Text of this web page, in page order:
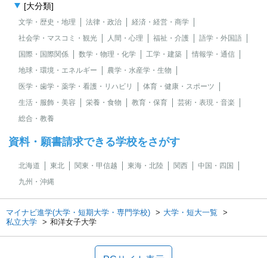
[大分類]
文学・歴史・地理 法律・政治
経済・経営・商学
社会学・マスコミ・観光
人間・心理 福祉・介護
語学・外国語
国際・国際関係
数学・物理・化学 工学・建築
情報学・通信
地球・環境・エネルギー
農学・水産学・生物
医学・歯学・薬学・看護・リハビリ
体育・健康・スポーツ
生活・服飾・美容
栄養・食物 教育・保育
芸術・表現・音楽
総合・教養
資料・願書請求できる学校をさがす
北海道 東北 関東・甲信越 東海・北陸 関西
中国・四国
九州・沖縄
マイナビ進学(大学・短期大学・専門学校)
大学・短大一覧
私立大学
和洋女子大学